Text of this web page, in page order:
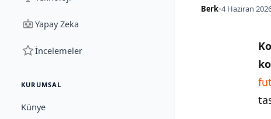
Yapay Zeka
İncelemeler
KURUMSAL
Künye
Berk•4 Haziran